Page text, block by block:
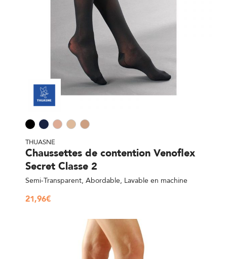
THUASNE
Chaussettes de contention Venoflex
Secret Classe 2
Semi-Transparent, Abordable, Lavable en machine
21,96€